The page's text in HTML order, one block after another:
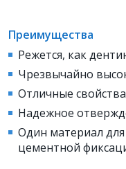
Преимущества
Режется, как
Чрезвычайно
Отличные
Надежное
Один материал для
цементной